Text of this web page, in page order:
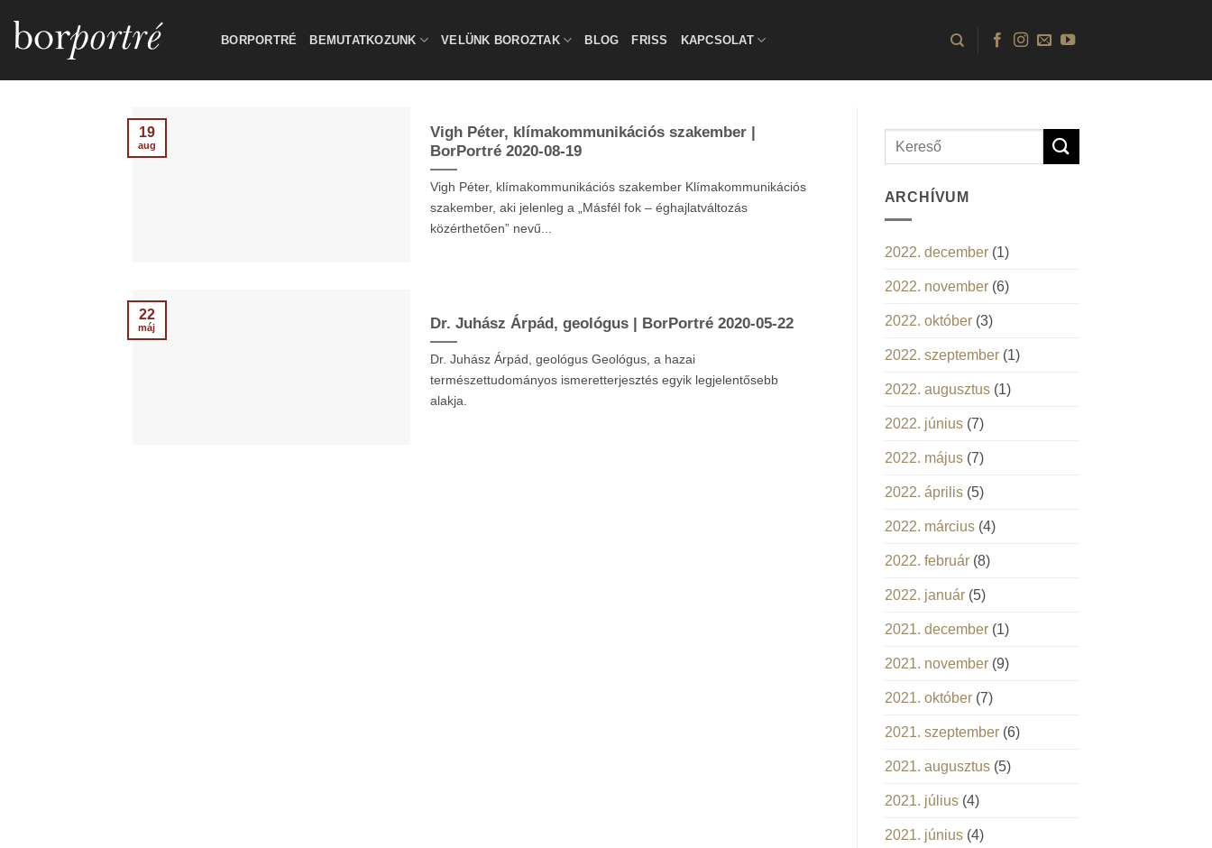
BORPORTRÉ BEMUTATKOZUNK VELÜNK BOROZTAK BLOG FRISS KAPCSOLAT
Vigh Péter, klímakommunikációs szakember |
BorPortré 2020-08-19
Vigh Péter, klímakommunikációs szakember Klímakommunikációs
szakember, aki jelenleg a „Másfél fok – éghajlatváltozás
közérthetően” nevű...
19
aug
Dr. Juhász Árpád, geológus | BorPortré 2020-05-22
Dr. Juhász Árpád, geológus Geológus, a hazai
természettudományos ismeretterjesztés egyik legjelentősebb
alakja.
22
máj
ARCHÍVUM
2022. december(1)
2022. november(6)
2022. október(3)
2022. szeptember(1)
2022. augusztus(1)
2022. június(7)
2022. május(7)
2022. április(5)
2022. március(4)
2022. február(8)
2022. január(5)
2021. december(1)
2021. november(9)
2021. október(7)
2021. szeptember(6)
2021. augusztus(5)
2021. július(4)
2021. június(4)